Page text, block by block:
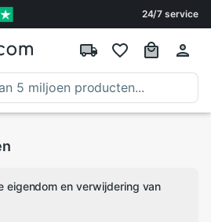
24/7 service
eigendom en verwijdering van